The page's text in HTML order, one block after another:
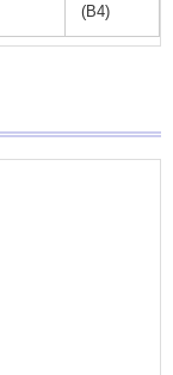
(B4)